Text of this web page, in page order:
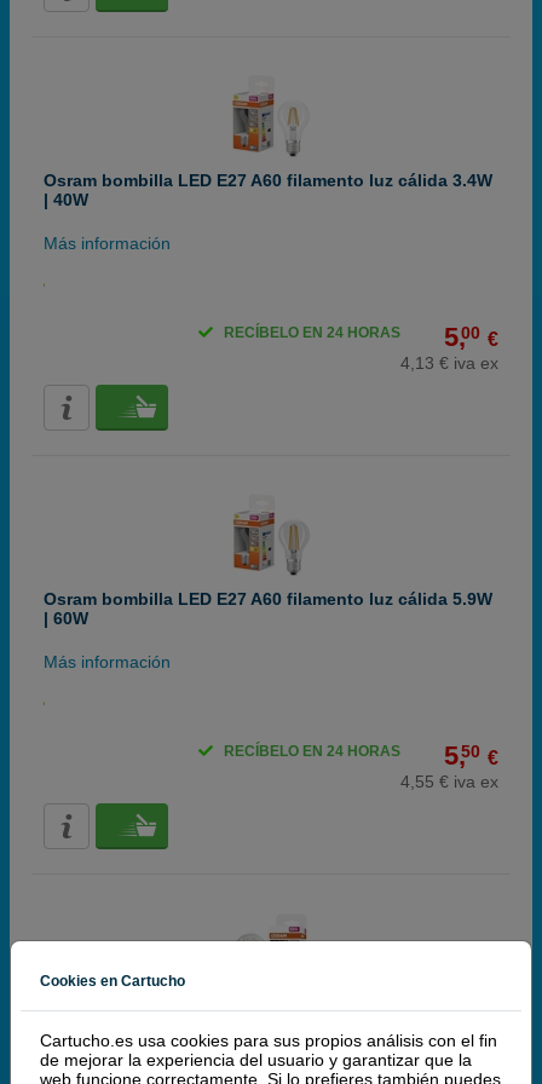
Osram bombilla LED E27 A60 filamento luz cálida 3.4W
| 40W
Más información
5,00 €
4,13 € iva ex
RECÍBELO EN 24 HORAS
Osram bombilla LED E27 A60 filamento luz cálida 5.9W
| 60W
Más información
5,50 €
4,55 € iva ex
RECÍBELO EN 24 HORAS
Osram bombilla LED E27 A60 filamento luz cálida 7.5 W
| 75 W
Cookies en Cartucho
Cartucho.es usa cookies para sus propios análisis con el fin
de mejorar la experiencia del usuario y garantizar que la
web funcione correctamente. Si lo prefieres también puedes